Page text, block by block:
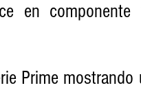
en componente
Prime mostrando